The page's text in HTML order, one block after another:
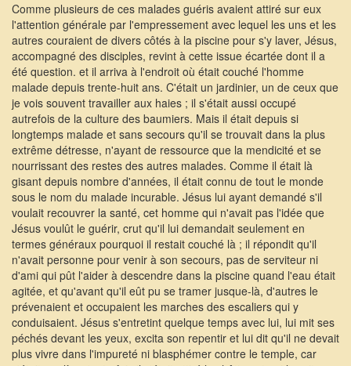
Comme plusieurs de ces malades guéris avaient attiré sur eux
l'attention générale par l'empressement avec lequel les uns et les
autres couraient de divers côtés à la piscine pour s'y laver, Jésus,
accompagné des disciples, revint à cette issue écartée dont il a
été question. et il arriva à l'endroit où était couché l'homme
malade depuis trente-huit ans. C'était un jardinier, un de ceux que
je vois souvent travailler aux haies ; il s'était aussi occupé
autrefois de la culture des baumiers. Mais il était depuis si
longtemps malade et sans secours qu'il se trouvait dans la plus
extrême détresse, n'ayant de ressource que la mendicité et se
nourrissant des restes des autres malades. Comme il était là
gisant depuis nombre d'années, il était connu de tout le monde
sous le nom du malade incurable. Jésus lui ayant demandé s'il
voulait recouvrer la santé, cet homme qui n'avait pas l'idée que
Jésus voulût le guérir, crut qu'il lui demandait seulement en
termes généraux pourquoi il restait couché là ; il répondit qu'il
n'avait personne pour venir à son secours, pas de serviteur ni
d'ami qui pût l'aider à descendre dans la piscine quand l'eau était
agitée, et qu'avant qu'il eût pu se tramer jusque-là, d'autres le
prévenaient et occupaient les marches des escaliers qui y
conduisaient. Jésus s'entretint quelque temps avec lui, lui mit ses
péchés devant les yeux, excita son repentir et lui dit qu'il ne devait
plus vivre dans l'impureté ni blasphémer contre le temple, car